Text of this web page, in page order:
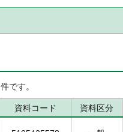
件です。
資料コード 資料区分